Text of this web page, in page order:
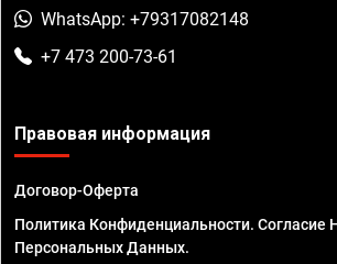
WhatsApp: +79317082148
+7 473 200-73-61
Правовая информация
Договор-Оферта
Политика Конфиденциальности. Согласие
Персональных Данных.